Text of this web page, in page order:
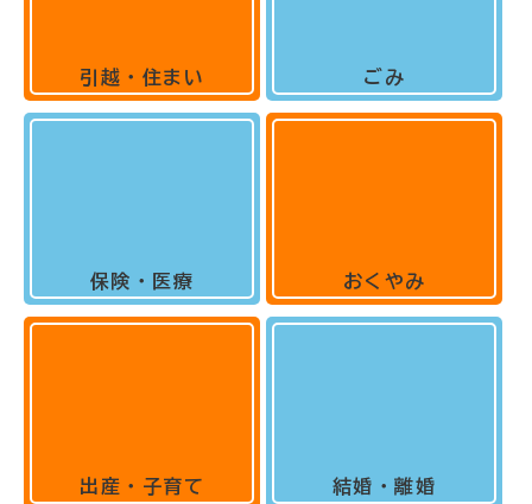
引越・住まい
保険・医療
出産・子育て
ごみ
おくやみ
結婚・離婚